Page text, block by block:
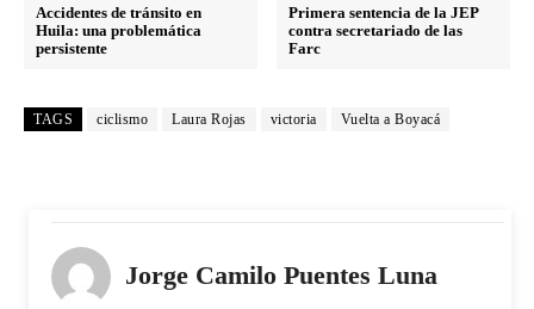
Accidentes de tránsito en
Huila: una problemática
persistente
Primera sentencia de la JEP
contra secretariado de las
Farc
TAGS ciclismo Laura Rojas victoria Vuelta a Boyacá
Jorge Camilo Puentes Luna